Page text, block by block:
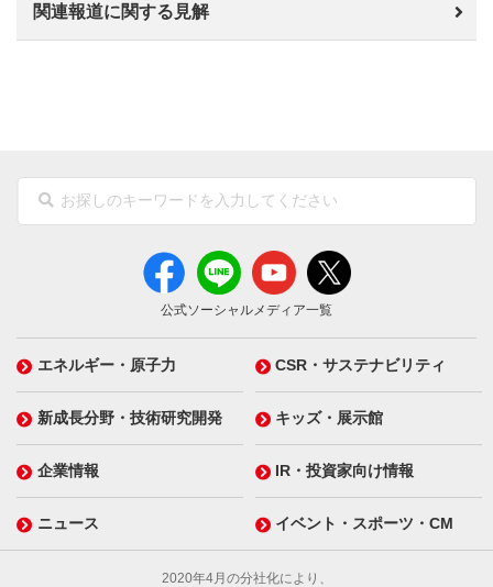
関連報道に関する見解
公式ソーシャルメディア一覧
エネルギー・原子力 CSR・サステナビリティ
新成長分野・技術研究開発 キッズ・展示館
企業情報 IR・投資家向け情報
ニュース イベント・スポーツ・CM
2020年4月の分社化により、